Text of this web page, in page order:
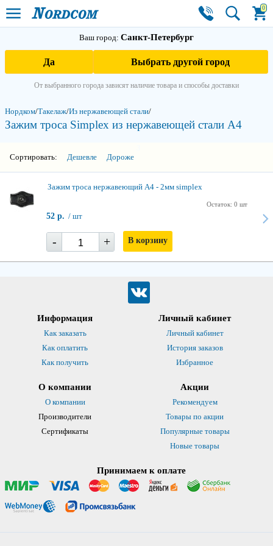
0
Ваш город: Санкт-Петербург
Да Выбрать другой город
От выбранного города зависят наличие товара и способы доставки
Нордком/Такелаж/Из нержавеющей стали/
Зажим троса Simplex из нержавеющей стали А4
Сортировать: Дешевле Дороже
Зажим троса нержавеющий А4 - 2мм simplex
Остаток: 0 шт
52 р. / шт
- + В корзину
Информация
Как заказать
Как оплатить
Как получить
Личный кабинет
Личный кабинет
История заказов
Избранное
О компании
О компании
Производители
Сертификаты
Акции
Рекомендуем
Товары по акции
Популярные товары
Новые товары
Принимаем к оплате